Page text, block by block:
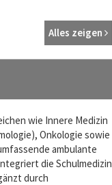
Alles zeigen
wie Innere Medizin
Onkologie sowie
ambulante
die Schulmedizin
durch